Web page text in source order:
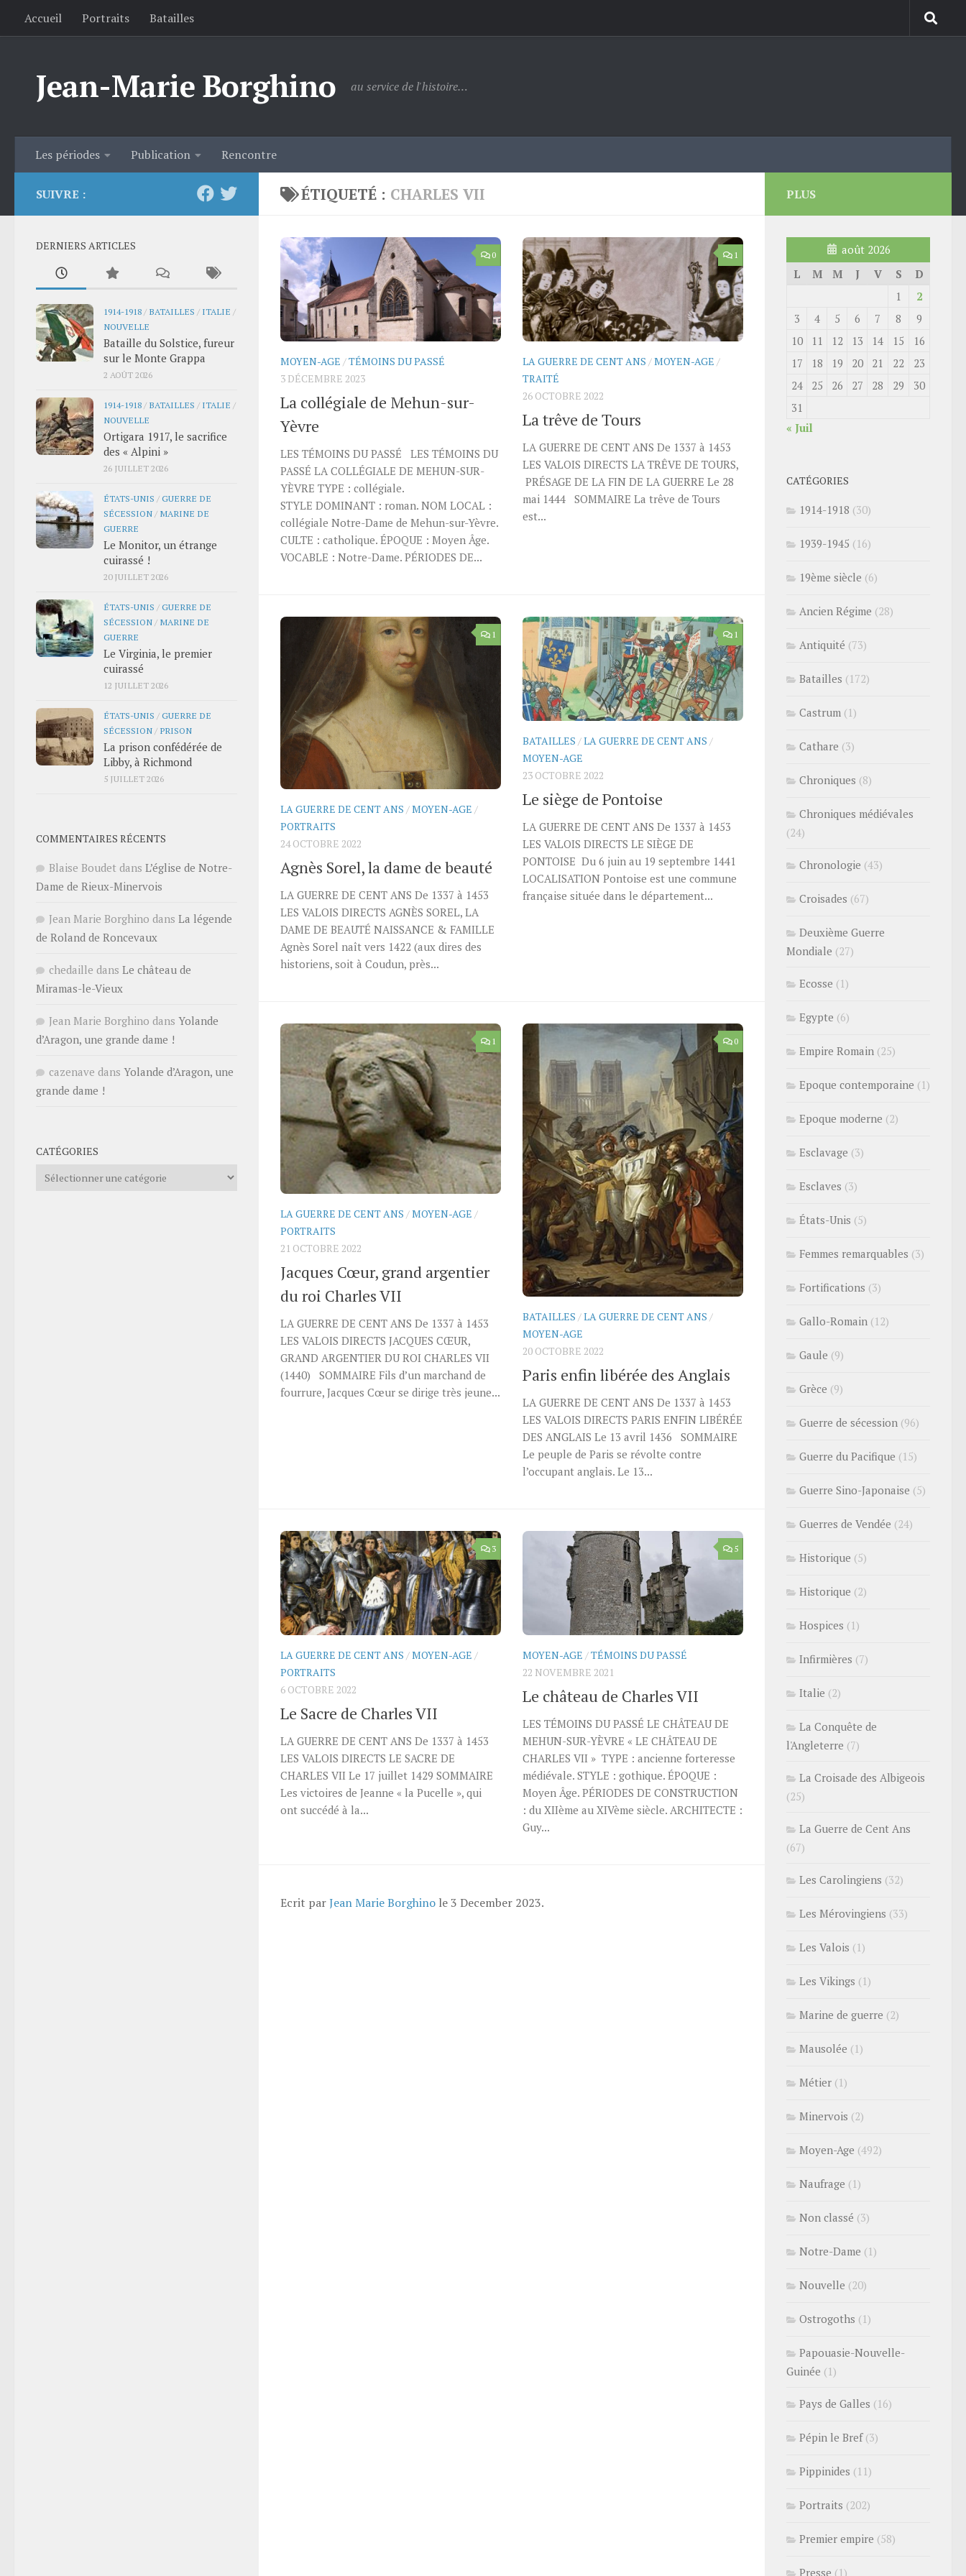
Skip to content
Accueil Portraits Batailles
Jean-Marie Borghino au service de l'histoire…
Les périodes Publication Rencontre
ÉTIQUETÉ : CHARLES VII
0
MOYEN-AGE /TÉMOINS DU PASSÉ
3 DÉCEMBRE 2023
La collégiale de Mehun-sur-
Yèvre
LES TÉMOINS DU PASSÉ LES TÉMOINS DU
PASSÉ LA COLLÉGIALE DE MEHUN-SUR-
YÈVRE TYPE : collégiale.
STYLE DOMINANT : roman. NOM LOCAL :
collégiale Notre-Dame de Mehun-sur-Yèvre.
CULTE : catholique. ÉPOQUE : Moyen Âge.
VOCABLE : Notre-Dame. PÉRIODES DE...
1
LA GUERRE DE CENT ANS /MOYEN-AGE /
TRAITÉ
26 OCTOBRE 2022
La trêve de Tours
LA GUERRE DE CENT ANS De 1337 à 1453
LES VALOIS DIRECTS LA TRÊVE DE TOURS,
PRÉSAGE DE LA FIN DE LA GUERRE Le 28
mai 1444 SOMMAIRE La trêve de Tours
est...
1
LA GUERRE DE CENT ANS /MOYEN-AGE /
PORTRAITS
24 OCTOBRE 2022
Agnès Sorel, la dame de beauté
LA GUERRE DE CENT ANS De 1337 à 1453
LES VALOIS DIRECTS AGNÈS SOREL, LA
DAME DE BEAUTÉ NAISSANCE & FAMILLE
Agnès Sorel naît vers 1422 (aux dires des
historiens, soit à Coudun, près...
1
BATAILLES /LA GUERRE DE CENT ANS /
MOYEN-AGE
23 OCTOBRE 2022
Le siège de Pontoise
LA GUERRE DE CENT ANS De 1337 à 1453
LES VALOIS DIRECTS LE SIÈGE DE
PONTOISE Du 6 juin au 19 septembre 1441
LOCALISATION Pontoise est une commune
française située dans le département...
1
LA GUERRE DE CENT ANS /MOYEN-AGE /
PORTRAITS
21 OCTOBRE 2022
Jacques Cœur, grand argentier
du roi Charles VII
LA GUERRE DE CENT ANS De 1337 à 1453
LES VALOIS DIRECTS JACQUES CŒUR,
GRAND ARGENTIER DU ROI CHARLES VII
(1440) SOMMAIRE Fils d’un marchand de
fourrure, Jacques Cœur se dirige très jeune...
0
BATAILLES /LA GUERRE DE CENT ANS /
MOYEN-AGE
20 OCTOBRE 2022
Paris enfin libérée des Anglais
LA GUERRE DE CENT ANS De 1337 à 1453
LES VALOIS DIRECTS PARIS ENFIN LIBÉRÉE
DES ANGLAIS Le 13 avril 1436 SOMMAIRE
Le peuple de Paris se révolte contre
l’occupant anglais. Le 13...
3
LA GUERRE DE CENT ANS /MOYEN-AGE /
PORTRAITS
6 OCTOBRE 2022
Le Sacre de Charles VII
LA GUERRE DE CENT ANS De 1337 à 1453
LES VALOIS DIRECTS LE SACRE DE
CHARLES VII Le 17 juillet 1429 SOMMAIRE
Les victoires de Jeanne « la Pucelle », qui
ont succédé à la...
5
MOYEN-AGE /TÉMOINS DU PASSÉ
22 NOVEMBRE 2021
Le château de Charles VII
LES TÉMOINS DU PASSÉ LE CHÂTEAU DE
MEHUN-SUR-YÈVRE « LE CHÂTEAU DE
CHARLES VII » TYPE : ancienne forteresse
médiévale. STYLE : gothique. ÉPOQUE :
Moyen Âge. PÉRIODES DE CONSTRUCTION
: du XIIème au XIVème siècle. ARCHITECTE :
Guy...
Ecrit parJean Marie Borghino le3 December 2023.
SUIVRE :
DERNIERS ARTICLES
1914-1918 / BATAILLES / ITALIE /
NOUVELLE
Bataille du Solstice, fureur
sur le Monte Grappa
2 AOÛT 2026
1914-1918 / BATAILLES / ITALIE /
NOUVELLE
Ortigara 1917, le sacrifice
des « Alpini »
26 JUILLET 2026
ÉTATS-UNIS /GUERRE DE
SÉCESSION / MARINE DE
GUERRE
Le Monitor, un étrange
cuirassé !
20 JUILLET 2026
ÉTATS-UNIS /GUERRE DE
SÉCESSION / MARINE DE
GUERRE
Le Virginia, le premier
cuirassé
12 JUILLET 2026
ÉTATS-UNIS /GUERRE DE
SÉCESSION / PRISON
La prison confédérée de
Libby, à Richmond
5 JUILLET 2026
COMMENTAIRES RÉCENTS
Blaise Boudet dans L’église de Notre-
Dame de Rieux-Minervois
Jean Marie Borghino dans La légende
de Roland de Roncevaux
chedaille dans Le château de
Miramas-le-Vieux
Jean Marie Borghino dans Yolande
d’Aragon, une grande dame !
cazenave dans Yolande d’Aragon, une
grande dame !
CATÉGORIES
Catégories
PLUS
août 2026
L
M M J V S
D
1
2
3
4 5 6 7 8
9
10
11 12 13 14 15
16
17
18 19 20 21 22
23
24
25 26 27 28 29
30
31
« Juil
CATÉGORIES
1914-1918 (30)
1939-1945 (16)
19ème siècle (6)
Ancien Régime (28)
Antiquité (73)
Batailles (172)
Castrum (1)
Cathare (3)
Chroniques (8)
Chroniques médiévales
(24)
Chronologie (43)
Croisades (67)
Deuxième Guerre
Mondiale (27)
Ecosse (1)
Egypte (6)
Empire Romain (25)
Epoque contemporaine (1)
Epoque moderne (2)
Esclavage (3)
Esclaves (3)
États-Unis (5)
Femmes remarquables (3)
Fortifications (3)
Gallo-Romain (12)
Gaule (9)
Grèce (9)
Guerre de sécession (96)
Guerre du Pacifique (15)
Guerre Sino-Japonaise (5)
Guerres de Vendée (24)
Historique (5)
Historique (2)
Hospices (1)
Infirmières (7)
Italie (2)
La Conquête de
l'Angleterre (7)
La Croisade des Albigeois
(25)
La Guerre de Cent Ans
(67)
Les Carolingiens (32)
Les Mérovingiens (33)
Les Valois (1)
Les Vikings (1)
Marine de guerre (2)
Mausolée (1)
Métier (1)
Minervois (2)
Moyen-Age (492)
Naufrage (1)
Non classé (3)
Notre-Dame (1)
Nouvelle (20)
Ostrogoths (1)
Papouasie-Nouvelle-
Guinée (1)
Pays de Galles (16)
Pépin le Bref(3)
Pippinides (11)
Portraits (202)
Premier empire (58)
Presse (1)